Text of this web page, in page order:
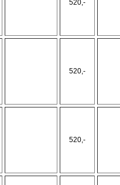
520,-
520,-
520,-